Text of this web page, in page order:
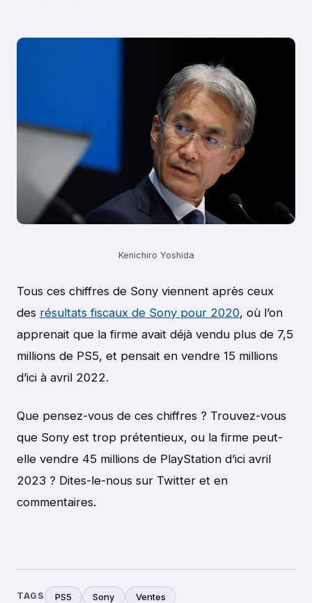
Kenichiro Yoshida
Tous ces chiffres de Sony viennent après ceux
des résultats fiscaux de Sony pour 2020, où l’on
apprenait que la firme avait déjà vendu plus de 7,5
millions de PS5, et pensait en vendre 15 millions
d’ici à avril 2022.
Que pensez-vous de ces chiffres ? Trouvez-vous
que Sony est trop prétentieux, ou la firme peut-
elle vendre 45 millions de PlayStation d’ici avril
2023 ? Dites-le-nous sur Twitter et en
commentaires.
TAGS PS5 Sony Ventes